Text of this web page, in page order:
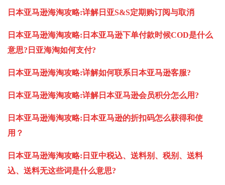
日本亚马逊海淘攻略:详解日亚S&S定期购订阅与取消
日本亚马逊海淘攻略:日本亚马逊下单付款时候COD是什么
意思?日亚海淘如何支付?
日本亚马逊海淘攻略:详解如何联系日本亚马逊客服?
日本亚马逊海淘攻略:详解日本亚马逊会员积分怎么用?
日本亚马逊海淘攻略:日本亚马逊的折扣码怎么获得和使
用？
日本亚马逊海淘攻略:日亚中税込、送料别、税别、送料
込、送料无这些词是什么意思?